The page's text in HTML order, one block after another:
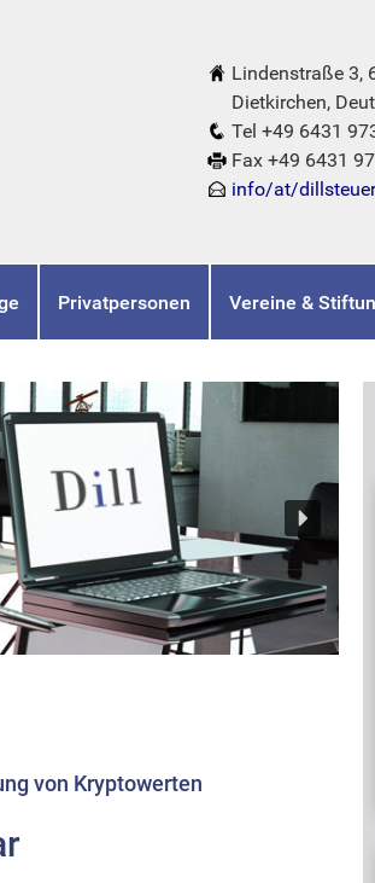
Lindenstraße 3,
Dietkirchen,
Tel +49 6431
Fax +49 6431
info/at/
Privatpersonen Vereine &
von Kryptowerten